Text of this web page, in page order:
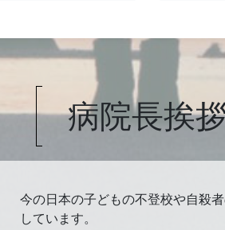
病院長挨
今の日本の子どもの不登校や自殺
しています。